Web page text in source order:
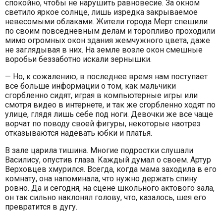
спокойно, чтобы не нарушить равновесие. За окном
светило яркое солнце, лишь изредка закрываемое
невесомыми облаками. Жители города Мерт спешили
по своим повседневным делам и торопливо проходили
мимо огромных окон здания жемчужного цвета, даже
не заглядывая в них. На земле возле окон смешные
воробьи беззаботно искали зернышки.
— Но, к сожалению, в последнее время нам поступает
все больше информации о том, как мальчики
сгорбленно сидят, играя в компьютерные игры или
смотря видео в интернете, и так же сгорбленно ходят по
улице, глядя лишь себе под ноги. Девочки же все чаще
ворчат по поводу своей фигуры, некоторые наотрез
отказываются надевать юбки и платья.
В зале царила тишина. Многие подростки слушали
Василису, опустив глаза. Каждый думал о своем. Артур
Верховцев хмурился. Всегда, когда мама заходила в его
комнату, она напоминала, что нужно держать спину
ровно. Да и сегодня, на сцене школьного актового зала,
он так сильно наклонял голову, что, казалось, шея его
превратится в дугу.